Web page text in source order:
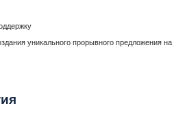
уникального прорывного предложения на